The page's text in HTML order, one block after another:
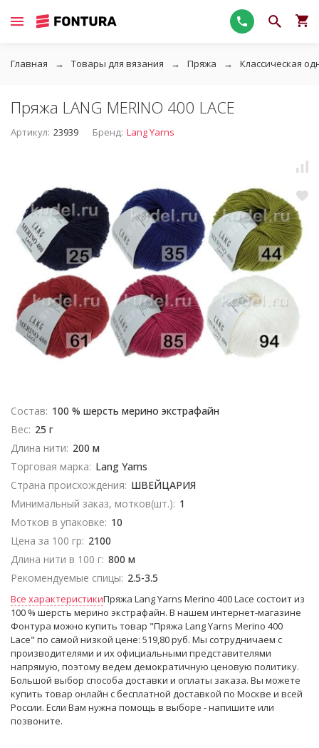
Главная Товары для вязания Пряжа Классическая
Пряжа LANG MERINO 400 LACE
Артикул: 23939 Бренд: Lang Yarns
Состав: 100 % шерсть мерино экстрафайн
Вес: 25 г
Длина нити: 200 м
Торговая марка: Lang Yarns
Страна происхождения: ШВЕЙЦАРИЯ
Минимальный заказ, мотков(шт.): 1
Мотков в упаковке: 10
Цена за 100 гр: 2100
Длина нити в 100 г: 800 м
Рекомендуемые спицы: 2.5-3.5
Все характеристикиПряжа Lang Yarns Merino 400 Lace состоит из
100 % шерсть мерино экстрафайн. В нашем интернет-магазине
Фонтура можно купить товар "Пряжа Lang Yarns Merino 400
Lace" по самой низкой цене: 519,80 руб. Мы сотрудничаем с
производителями и их официальными представителями
напрямую, поэтому ведем демократичную ценовую политику.
Большой выбор способа доставки и оплаты заказа. Вы можете
купить товар онлайн с бесплатной доставкой по Москве и всей
России. Если Вам нужна помощь в выборе - напишите или
позвоните.